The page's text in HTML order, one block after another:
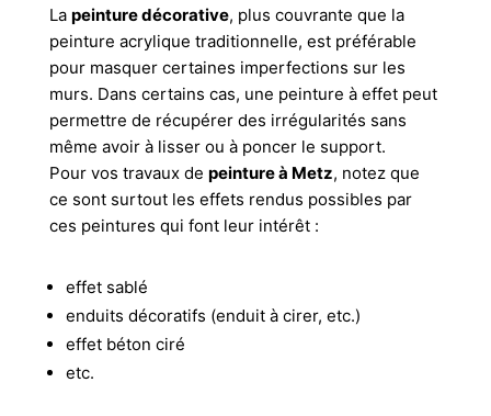
La peinture décorative, plus couvrante que la
peinture acrylique traditionnelle, est préférable
pour masquer certaines imperfections sur les
murs. Dans certains cas, une peinture à effet peut
permettre de récupérer des irrégularités sans
même avoir à lisser ou à poncer le support.
Pour vos travaux de peinture à Metz, notez que
ce sont surtout les effets rendus possibles par
ces peintures qui font leur intérêt :
effet sablé
enduits décoratifs (enduit à cirer, etc.)
effet béton ciré
etc.